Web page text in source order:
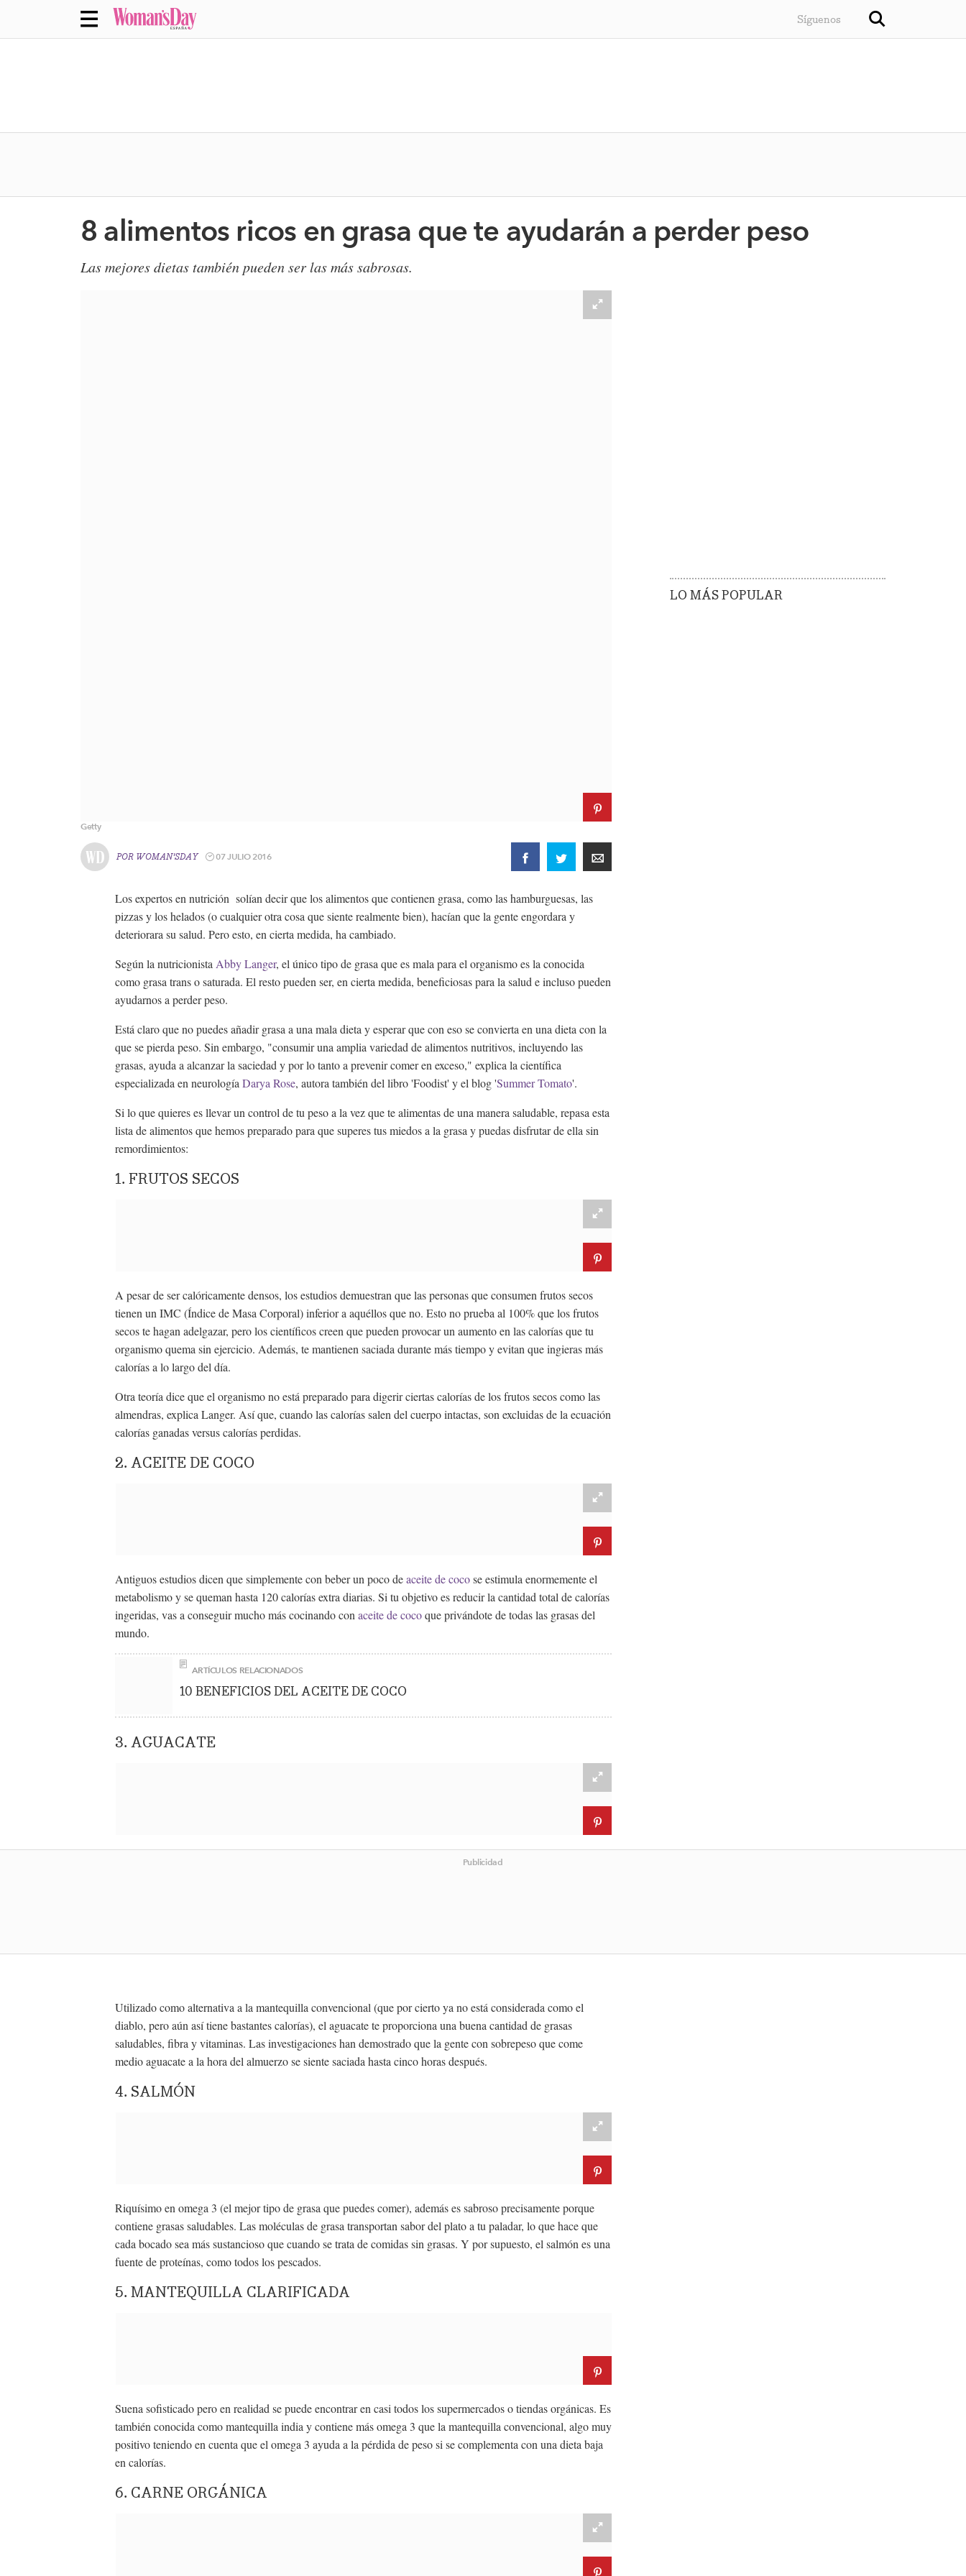
Síguenos
8 alimentos ricos en grasa que te ayudarán a perder peso
Las mejores dietas también pueden ser las más sabrosas.
LO MÁS POPULAR
Getty
POR WOMAN'SDAY 07 JULIO 2016
Los expertos en nutrición solían decir que los alimentos que contienen grasa, como las hamburguesas, las
pizzas y los helados (o cualquier otra cosa que siente realmente bien), hacían que la gente engordara y
deteriorara su salud. Pero esto, en cierta medida, ha cambiado.
Según la nutricionista Abby Langer, el único tipo de grasa que es mala para el organismo es la conocida
como grasa trans o saturada. El resto pueden ser, en cierta medida, beneficiosas para la salud e incluso pueden
ayudarnos a perder peso.
Está claro que no puedes añadir grasa a una mala dieta y esperar que con eso se convierta en una dieta con la
que se pierda peso. Sin embargo, "consumir una amplia variedad de alimentos nutritivos, incluyendo las
grasas, ayuda a alcanzar la saciedad y por lo tanto a prevenir comer en exceso," explica la científica
especializada en neurología Darya Rose, autora también del libro 'Foodist' y el blog 'Summer Tomato'.
Si lo que quieres es llevar un control de tu peso a la vez que te alimentas de una manera saludable, repasa esta
lista de alimentos que hemos preparado para que superes tus miedos a la grasa y puedas disfrutar de ella sin
remordimientos:
1. FRUTOS SECOS
A pesar de ser calóricamente densos, los estudios demuestran que las personas que consumen frutos secos
tienen un IMC (Índice de Masa Corporal) inferior a aquéllos que no. Esto no prueba al 100% que los frutos
secos te hagan adelgazar, pero los científicos creen que pueden provocar un aumento en las calorías que tu
organismo quema sin ejercicio. Además, te mantienen saciada durante más tiempo y evitan que ingieras más
calorías a lo largo del día.
Otra teoría dice que el organismo no está preparado para digerir ciertas calorías de los frutos secos como las
almendras, explica Langer. Así que, cuando las calorías salen del cuerpo intactas, son excluidas de la ecuación
calorías ganadas versus calorías perdidas.
2. ACEITE DE COCO
Antiguos estudios dicen que simplemente con beber un poco deaceite de cocose estimula enormemente el
metabolismo y se queman hasta 120 calorías extra diarias. Si tu objetivo es reducir la cantidad total de calorías
ingeridas, vas a conseguir mucho más cocinando con aceite de cocoque privándote de todas las grasas del
mundo.
ARTÍCULOS RELACIONADOS
10 BENEFICIOS DEL ACEITE DE COCO
3. AGUACATE
Publicidad
Utilizado como alternativa a la mantequilla convencional (que por cierto ya no está considerada como el
diablo, pero aún así tiene bastantes calorías), el aguacate te proporciona una buena cantidad de grasas
saludables, fibra y vitaminas. Las investigaciones han demostrado que la gente con sobrepeso que come
medio aguacate a la hora del almuerzo se siente saciada hasta cinco horas después.
4. SALMÓN
Riquísimo en omega 3 (el mejor tipo de grasa que puedes comer), además es sabroso precisamente porque
contiene grasas saludables. Las moléculas de grasa transportan sabor del plato a tu paladar, lo que hace que
cada bocado sea más sustancioso que cuando se trata de comidas sin grasas. Y por supuesto, el salmón es una
fuente de proteínas, como todos los pescados.
5. MANTEQUILLA CLARIFICADA
Suena sofisticado pero en realidad se puede encontrar en casi todos los supermercados o tiendas orgánicas. Es
también conocida como mantequilla india y contiene más omega 3 que la mantequilla convencional, algo muy
positivo teniendo en cuenta que el omega 3 ayuda a la pérdida de peso si se complementa con una dieta baja
en calorías.
6. CARNE ORGÁNICA